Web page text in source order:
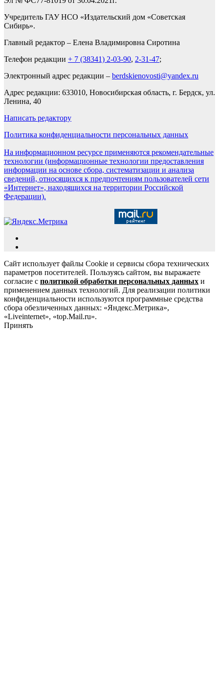
Учредитель ГАУ НСО «Издательский дом «Советская
Сибирь».
Главный редактор – Елена Владимировна Сиротина
Телефон редакции + 7 (38341) 2-03-90, 2-31-47;
Электронный адрес редакции – berdskienovosti@yandex.ru
Адрес редакции: 633010, Новосибирская область, г. Бердск, ул.
Ленина, 40
Написать редактору
Политика конфиденциальности персональных данных
На информационном ресурсе применяются рекомендательные
технологии (информационные технологии предоставления
информации на основе сбора, систематизации и анализа
сведений, относящихся к предпочтениям пользователей сети
«Интернет», находящихся на территории Российской
Федерации).
Сайт использует файлы Cookie и сервисы сбора технических
параметров посетителей. Пользуясь сайтом, вы выражаете
согласие с политикой обработки персональных данных и
применением данных технологий. Для реализации политики
конфиденциальности используются программные средства
сбора обезличенных данных: «Яндекс.Метрика»,
«Liveinternet», «top.Mail.ru».
Принять